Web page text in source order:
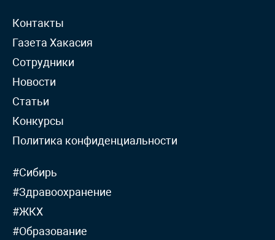
Контакты
Газета Хакасия
Сотрудники
Новости
Статьи
Конкурсы
Политика конфиденциальности
#Сибирь
#Здравоохранение
#ЖКХ
#Образование